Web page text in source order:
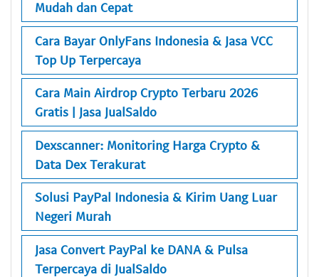
Mudah dan Cepat
Cara Bayar OnlyFans Indonesia & Jasa VCC
Top Up Terpercaya
Cara Main Airdrop Crypto Terbaru 2026
Gratis | Jasa JualSaldo
Dexscanner: Monitoring Harga Crypto &
Data Dex Terakurat
Solusi PayPal Indonesia & Kirim Uang Luar
Negeri Murah
Jasa Convert PayPal ke DANA & Pulsa
Terpercaya di JualSaldo